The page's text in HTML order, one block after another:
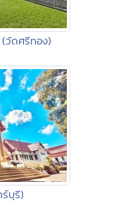
วัดศรีทอง)
บุรี)